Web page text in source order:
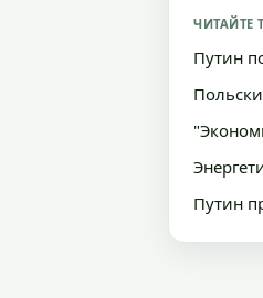
ЧИТАЙТЕ
Путин
Путин